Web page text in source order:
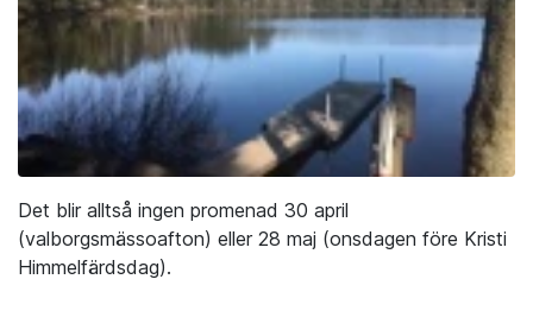
Det blir alltså ingen promenad 30 april
(valborgsmässoafton) eller 28 maj (onsdagen före Kristi
Himmelfärdsdag).